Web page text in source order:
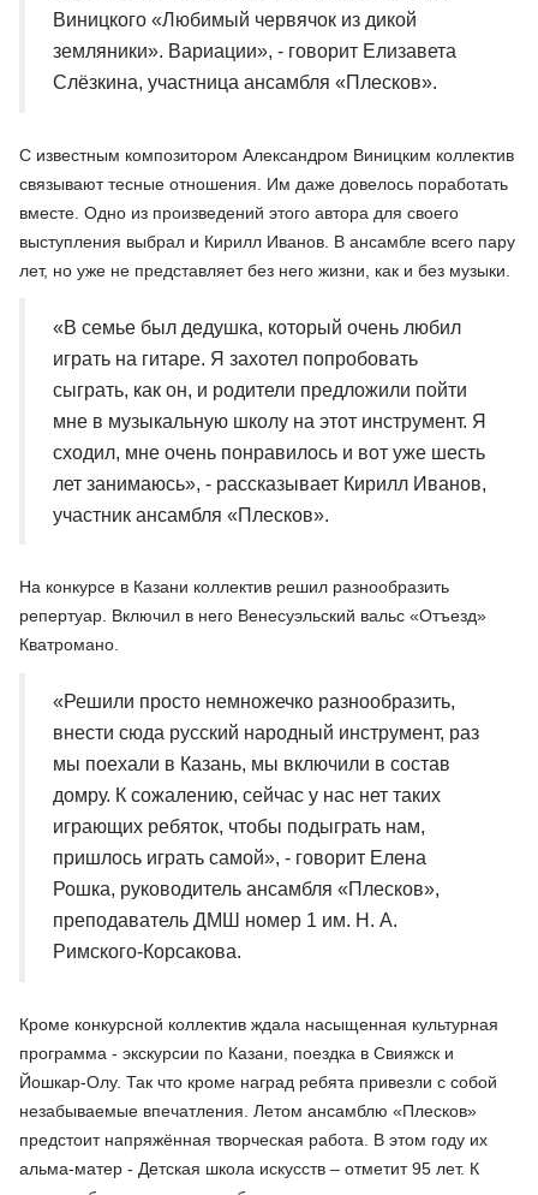
Виницкого «Любимый червячок из дикой
земляники». Вариации», - говорит Елизавета
Слёзкина, участница ансамбля «Плесков».
С известным композитором Александром Виницким коллектив
связывают тесные отношения. Им даже довелось поработать
вместе. Одно из произведений этого автора для своего
выступления выбрал и Кирилл Иванов. В ансамбле всего пару
лет, но уже не представляет без него жизни, как и без музыки.
«В семье был дедушка, который очень любил
играть на гитаре. Я захотел попробовать
сыграть, как он, и родители предложили пойти
мне в музыкальную школу на этот инструмент. Я
сходил, мне очень понравилось и вот уже шесть
лет занимаюсь», - рассказывает Кирилл Иванов,
участник ансамбля «Плесков».
На конкурсе в Казани коллектив решил разнообразить
репертуар. Включил в него Венесуэльский вальс «Отъезд»
Кватромано.
«Решили просто немножечко разнообразить,
внести сюда русский народный инструмент, раз
мы поехали в Казань, мы включили в состав
домру. К сожалению, сейчас у нас нет таких
играющих ребяток, чтобы подыграть нам,
пришлось играть самой», - говорит Елена
Рошка, руководитель ансамбля «Плесков»,
преподаватель ДМШ номер 1 им. Н. А.
Римского-Корсакова.
Кроме конкурсной коллектив ждала насыщенная культурная
программа - экскурсии по Казани, поездка в Свияжск и
Йошкар-Олу. Так что кроме наград ребята привезли с собой
незабываемые впечатления. Летом ансамблю «Плесков»
предстоит напряжённая творческая работа. В этом году их
альма-матер - Детская школа искусств – отметит 95 лет. К